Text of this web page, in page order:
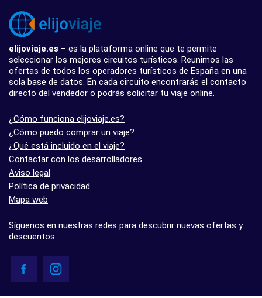
elijoviaje.es – es la plataforma online que te permite
seleccionar los mejores circuitos turísticos. Reunimos las
ofertas de todos los operadores turísticos de España en una
sola base de datos. En cada circuito encontrarás el contacto
directo del vendedor o podrás solicitar tu viaje online.
¿Cómo funciona elijoviaje.es?
¿Cómo puedo comprar un viaje?
¿Qué está incluido en el viaje?
Contactar con los desarrolladores
Aviso legal
Política de privacidad
Mapa web
Síguenos en nuestras redes para descubrir nuevas ofertas y
descuentos: